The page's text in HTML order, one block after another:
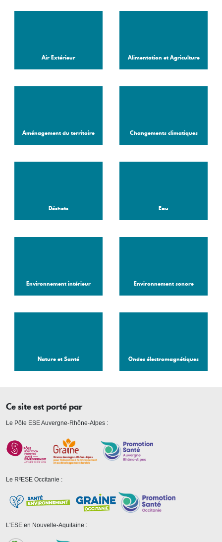
Air Extérieur Alimentation et Agriculture
Aménagement du territoire Changements climatiques
Déchets Eau
Environnement intérieur Environnement sonore
Nature et Santé Ondes électromagnétiques
Ce site est porté par
Le Pôle ESE Auvergne-Rhône-Alpes :
Le R²ESE Occitanie :
L'ESE en Nouvelle-Aquitaine :